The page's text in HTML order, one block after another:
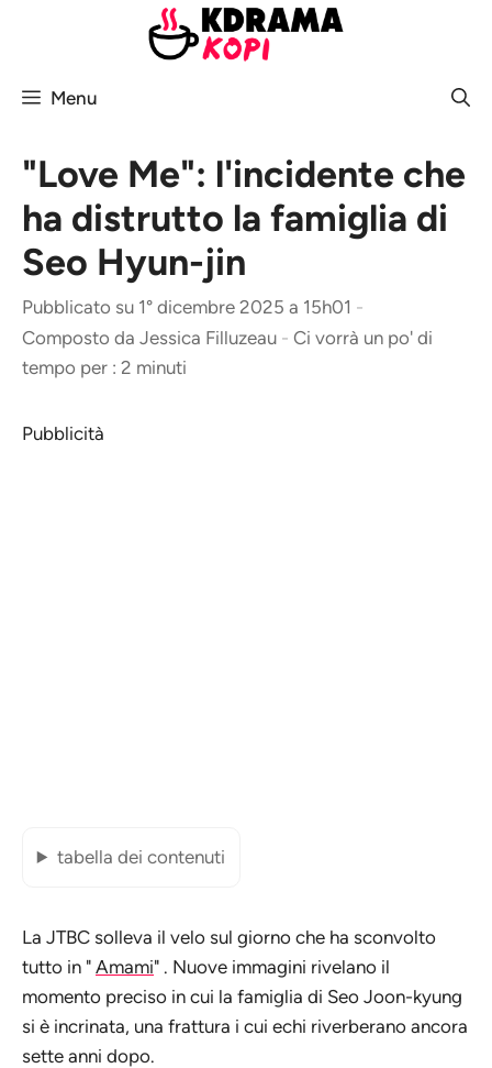
Menu
"Love Me": l'incidente che
ha distrutto la famiglia di
Seo Hyun-jin
Pubblicato su 1° dicembre 2025 a 15h01 -
Composto da Jessica Filluzeau - Ci vorrà un po' di
tempo per : 2 minuti
Pubblicità
tabella dei contenuti
La JTBC solleva il velo sul giorno che ha sconvolto
tutto in " Amami" . Nuove immagini rivelano il
momento preciso in cui la famiglia di Seo Joon-kyung
si è incrinata, una frattura i cui echi riverberano ancora
sette anni dopo.